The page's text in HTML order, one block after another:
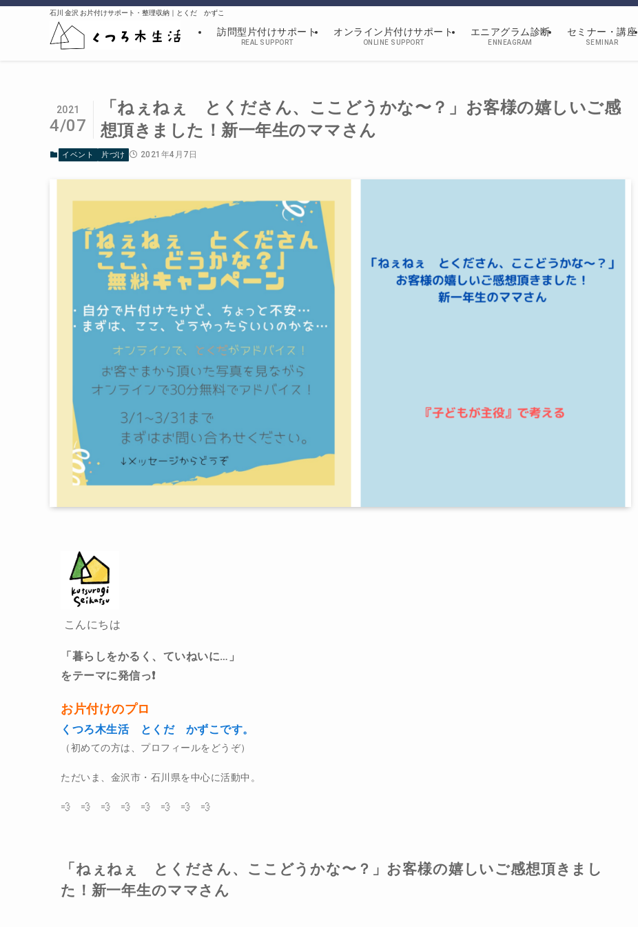
石川 金沢 お片付けサポート・整理収納｜とくだ かずこ
訪問型片付けサポート
REAL SUPPORT
オンライン片付けサポート
ONLINE SUPPORT
エニアグラム診断
ENNEAGRAM
セミナー・講座
SEMINAR
「ねぇねぇ とくださん、ここどうかな〜？」お客様の嬉しいご感
想頂きました！新一年生のママさん
2021
4/07
イベント 片づけ 2021年4月7日
こんにちは
「暮らしをかるく、ていねいに…」
をテーマに発信っ❗️
お片付けのプロ
くつろ木生活 とくだ かずこです。
（初めての方は、プロフィールをどうぞ）
ただいま、金沢市・石川県を中心に活動中。
💨 💨 💨 💨 💨 💨 💨 💨
「ねぇねぇ とくださん、ここどうかな〜？」お客様の嬉しいご感想頂きまし
た！新一年生のママさん